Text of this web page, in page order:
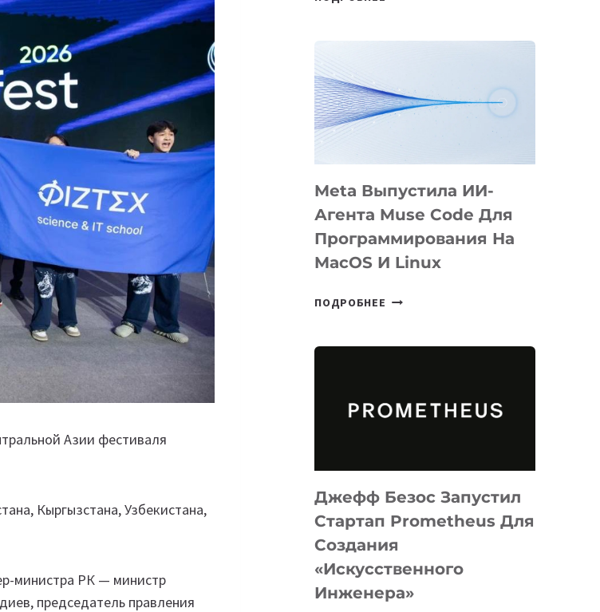
Азии фестиваля
Кыргызстана, Узбекистана,
министра РК — министр
председатель правления
BÖRÜ
НА
Meta Выпустила ИИ-
Агента Muse Code Для
Программирования На
MacOS И Linux
ПОДРОБНЕЕ META
ДЛЯ
И
LINUX
Джефф Безос Запустил
Стартап Prometheus Для
Создания
«искусственного
Инженера»